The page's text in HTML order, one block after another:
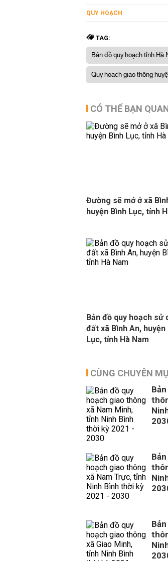
QUY HOẠCH
TAG:
Bản đồ quy hoạch tỉnh Hà
Quy hoạch giao thông
CÓ THỂ BẠN
Đường sẽ mở ở xã
huyện Bình Lục, tỉnh
Bản đồ quy hoạch sử
đất xã Bình An, huyện
Lục, tỉnh Hà Nam
CÙNG CHUYÊN